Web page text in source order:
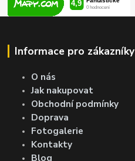
Informace pro zákazníky
O nás
Jak nakupovat
Obchodní podmínky
Doprava
Fotogalerie
Kontakty
Blog